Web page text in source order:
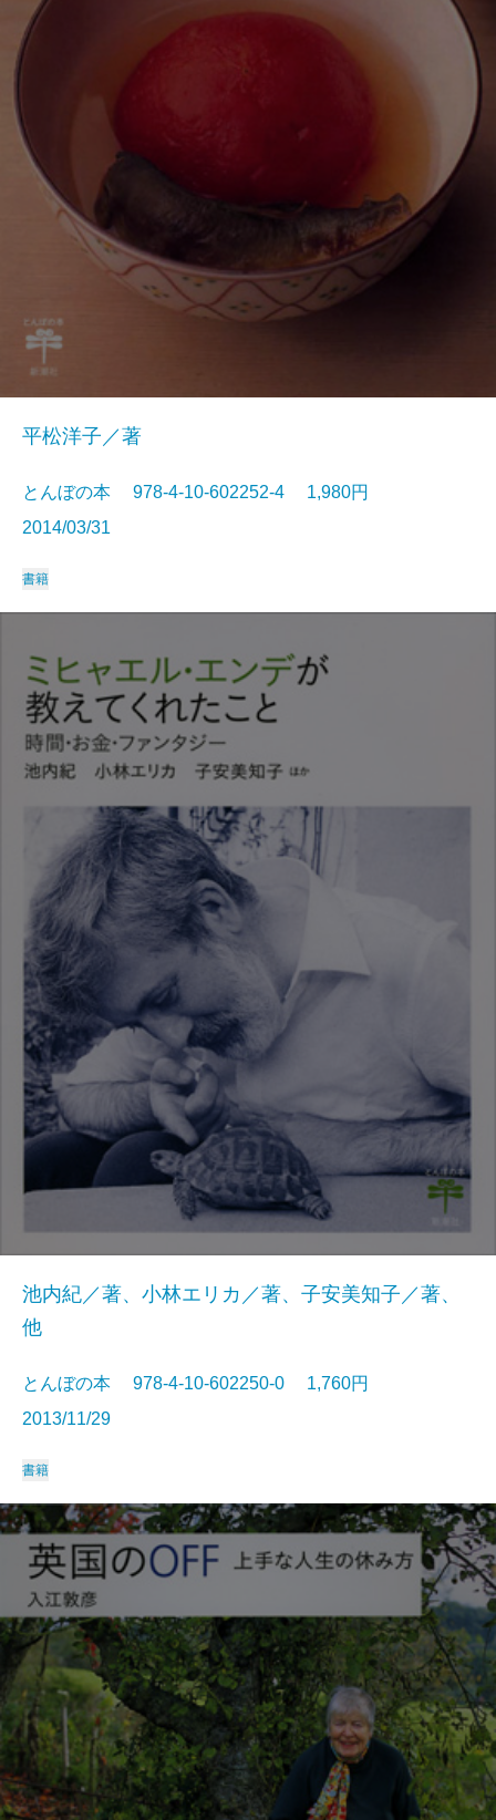
平松洋子／著
とんぼの本 978-4-10-602252-4 1,980円
2014/03/31
書籍
池内紀／著、小林エリカ／著、子安美知子／著、
他
とんぼの本 978-4-10-602250-0 1,760円
2013/11/29
書籍